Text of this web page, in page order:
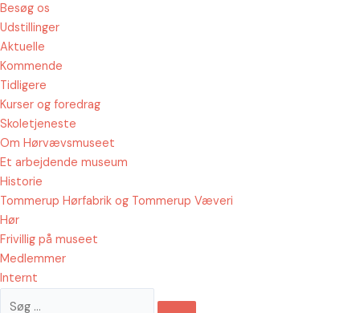
Besøg os
Udstillinger
Aktuelle
Kommende
Tidligere
Kurser og foredrag
Skoletjeneste
Om Hørvævsmuseet
Et arbejdende museum
Historie
Tommerup Hørfabrik og Tommerup Væveri
Hør
Frivillig på museet
Medlemmer
Internt